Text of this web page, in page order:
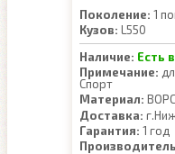
Поколение: 1
Кузов: L550
Наличие: Есть
Примечание:
Спорт
Материал:
Доставка:
Гарантия: 1 год